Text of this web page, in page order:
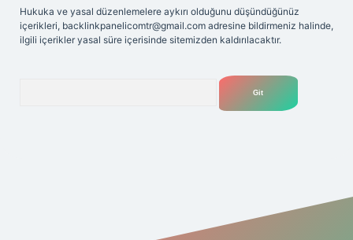
Hukuka ve yasal düzenlemelere aykırı olduğunu düşündüğünüz
içerikleri, backlinkpanelicomtr@gmail.com adresine bildirmeniz halinde,
ilgili içerikler yasal süre içerisinde sitemizden kaldırılacaktır.
m elexbet